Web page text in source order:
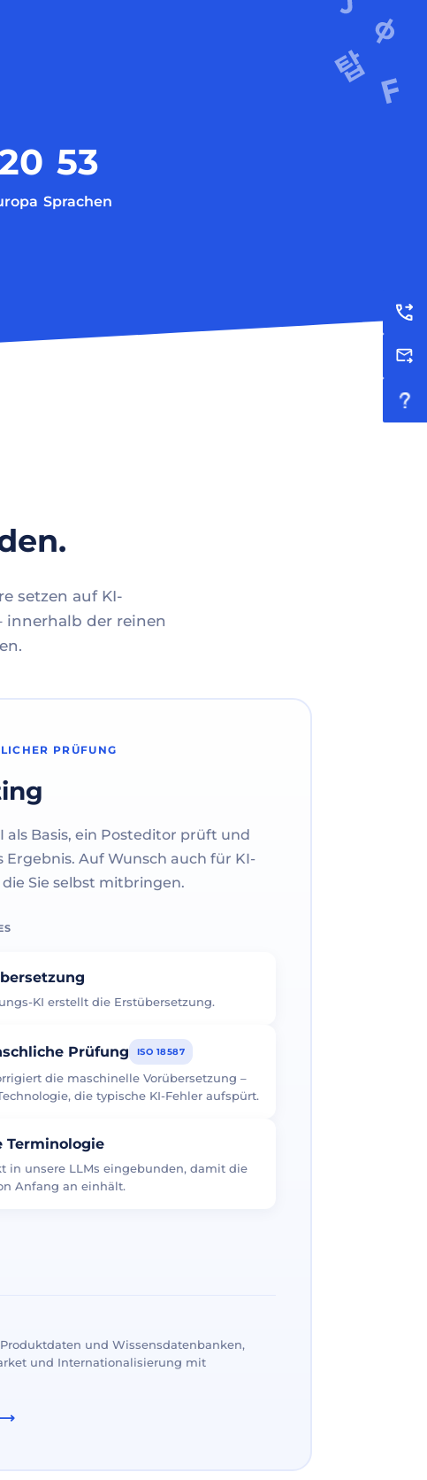
53
Sprachen
setzen auf KI-
innerhalb der reinen
PRÜFUNG
als Basis, ein Posteditor prüft und
Auf Wunsch auch für KI-
Sie selbst mitbringen.
KI erstellt die Erstübersetzung.
Prüfung ISO 18587
die maschinelle Vorübersetzung –
die typische KI-Fehler aufspürt.
Terminologie
in unsere LLMs eingebunden, damit die
Anfang an einhält.
und Wissensdatenbanken,
und Internationalisierung mit